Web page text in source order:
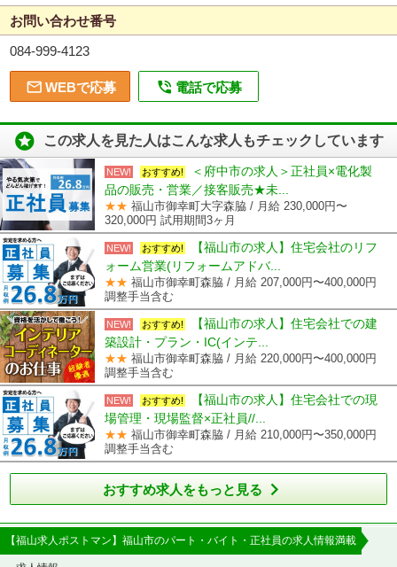
お問い合わせ番号
084-999-4123
 WEBで応募  電話で応募
 この求人を見た人はこんな求人もチェックしています
NEW! おすすめ!
＜府中市の求人＞正社員×電化製
品の販売・営業／接客販売★未...
★★ 福山市御幸町大字森脇 / 月給 230,000円〜
320,000円 試用期間3ヶ月
NEW! おすすめ!
【福山市の求人】住宅会社のリフ
ォーム営業(リフォームアドバ...
★★ 福山市御幸町森脇 / 月給 207,000円〜400,000円
調整手当含む
NEW! おすすめ!
【福山市の求人】住宅会社での建
築設計・プラン・IC(インテ...
★★ 福山市御幸町森脇 / 月給 220,000円〜400,000円
調整手当含む
NEW! おすすめ!
【福山市の求人】住宅会社での現
場管理・現場監督×正社員//...
★★ 福山市御幸町森脇 / 月給 210,000円〜350,000円
調整手当含む
おすすめ求人をもっと見る
【福山求人ポストマン】福山市のパート・バイト・正社員の求人情報満載